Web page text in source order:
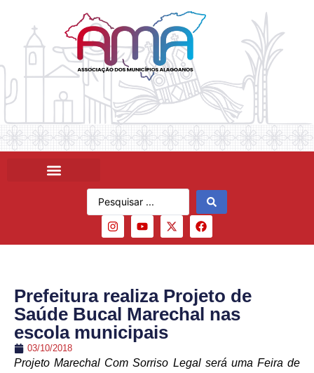
Prefeitura realiza Projeto de
Saúde Bucal Marechal nas
escola municipais
03/10/2018
Projeto Marechal Com Sorriso Legal será uma Feira de